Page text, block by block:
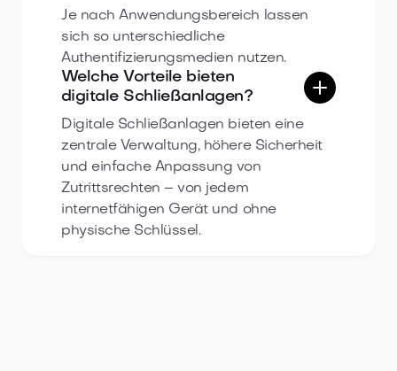
Je nach Anwendungsbereich lassen
sich so unterschiedliche
Authentifizierungsmedien nutzen.
Welche Vorteile bieten
digitale Schließanlagen?
Digitale Schließanlagen bieten eine
zentrale Verwaltung, höhere Sicherheit
und einfache Anpassung von
Zutrittsrechten – von jedem
internetfähigen Gerät und ohne
physische Schlüssel.